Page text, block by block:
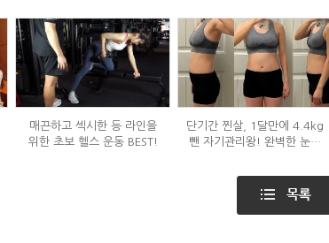
매끈하고 섹시한 등 라인을
위한 초보 헬스 운동 BEST!
단기간 찐살, 1달만에 4.4kg
뺀 자기관리왕! 완벽한 눈바